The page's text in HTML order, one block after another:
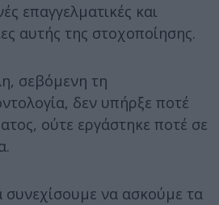
επαγγελματικές και
αυτής της στοχοποίησης.
σεβόμενη τη
δεν υπήρξε ποτέ
ούτε εργάστηκε ποτέ σε
να ασκούμε τα